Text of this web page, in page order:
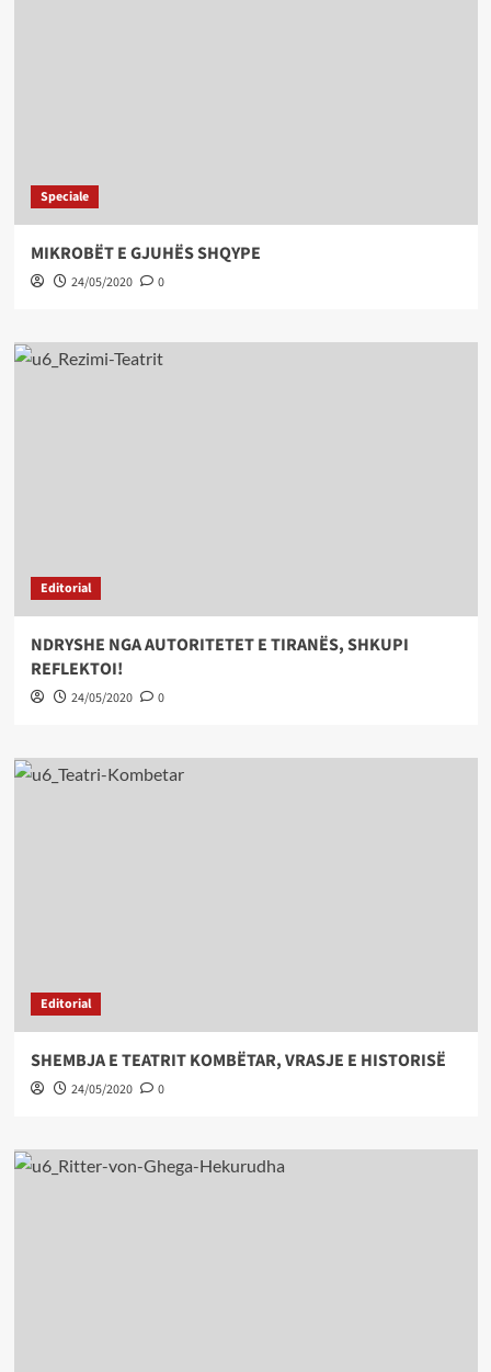
Speciale
MIKROBËT E GJUHËS SHQYPE
24/05/2020 0
Editorial
NDRYSHE NGA AUTORITETET E TIRANËS, SHKUPI
REFLEKTOI!
24/05/2020 0
Editorial
SHEMBJA E TEATRIT KOMBËTAR, VRASJE E HISTORISË
24/05/2020 0